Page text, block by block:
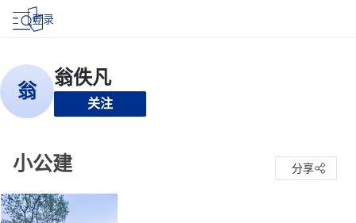
登录
关注
小公建 分享